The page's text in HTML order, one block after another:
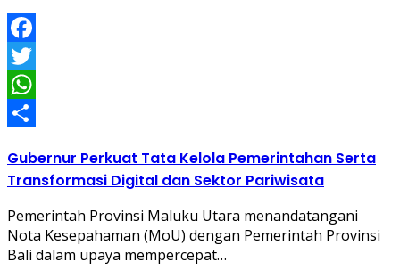
Facebook
Twitter
WhatsApp
Gubernur Perkuat Tata Kelola Pemerintahan Serta
Transformasi Digital dan Sektor Pariwisata
Pemerintah Provinsi Maluku Utara menandatangani
Nota Kesepahaman (MoU) dengan Pemerintah Provinsi
Bali dalam upaya mempercepat…